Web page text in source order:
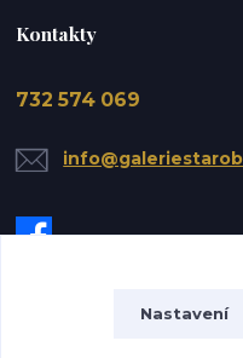
Kontakty
732 574 069
Nastavení